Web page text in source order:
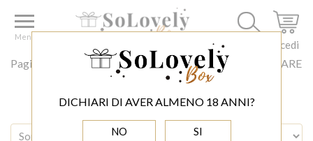
DICHIARI DI AVER ALMENO 18 ANNI?
NO SI
Accedi
Menu
Pagina principale ALCOLICI VERMOUTH DA REGALARE